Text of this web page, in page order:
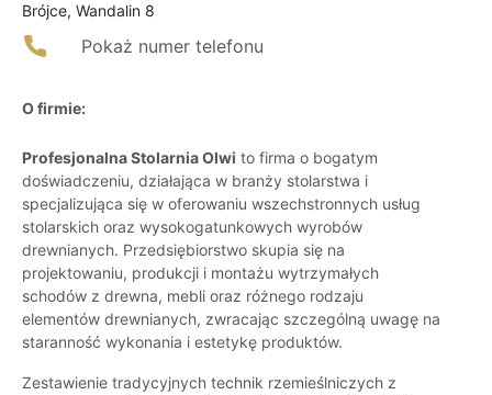
Brójce, Wandalin 8
Pokaż numer telefonu
O firmie:
Profesjonalna Stolarnia Olwi to firma o bogatym
doświadczeniu, działająca w branży stolarstwa i
specjalizująca się w oferowaniu wszechstronnych usług
stolarskich oraz wysokogatunkowych wyrobów
drewnianych. Przedsiębiorstwo skupia się na
projektowaniu, produkcji i montażu wytrzymałych
schodów z drewna, mebli oraz różnego rodzaju
elementów drewnianych, zwracając szczególną uwagę na
staranność wykonania i estetykę produktów.
Zestawienie tradycyjnych technik rzemieślniczych z